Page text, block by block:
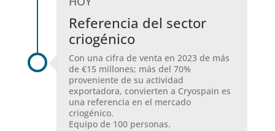
Referencia del sector
criogénico
Con una cifra de venta en 2023 de más
de €15 millones; más del 70%
proveniente de su actividad
exportadora, convierten a Cryospain es
una referencia en el mercado
criogénico.
Equipo de 100 personas.